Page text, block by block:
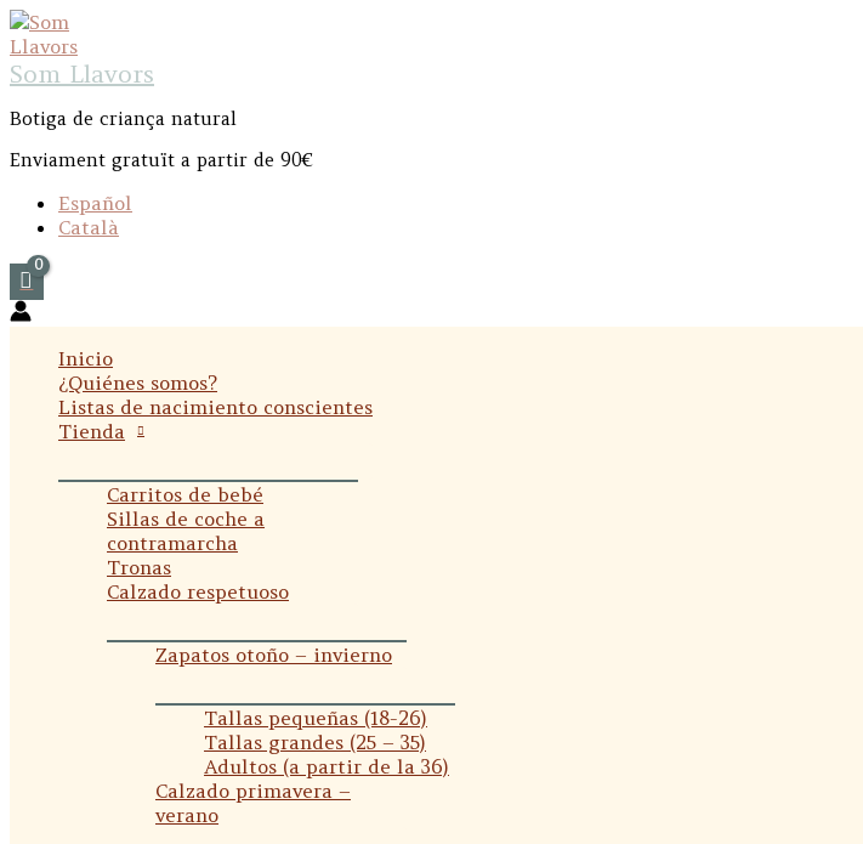
Ir
al
contenido
Som Llavors
Botiga de criança natural
Enviament gratuït a partir de 90€
Español
Català
Inicio
¿Quiénes somos?
Listas de nacimiento conscientes
Tienda
Carritos de bebé
Sillas de coche a
contramarcha
Tronas
Calzado respetuoso
Zapatos otoño – invierno
Tallas pequeñas (18-26)
Tallas grandes (25 – 35)
Adultos (a partir de la 36)
Calzado primavera –
verano